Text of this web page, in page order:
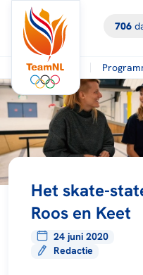
706
Het skate-
Roos en Keet
24 juni 2020
Redactie